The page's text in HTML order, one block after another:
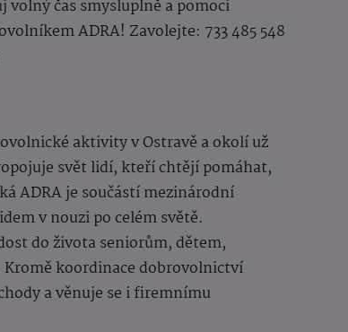
volný čas smysluplně a pomoci
ADRA! Zavolejte: 733 485 548
aktivity v Ostravě a okolí už
svět lidí, kteří chtějí pomáhat,
ADRA je součástí mezinárodní
v nouzi po celém světě.
do života seniorům, dětem,
koordinace dobrovolnictví
a věnuje se i firemnímu